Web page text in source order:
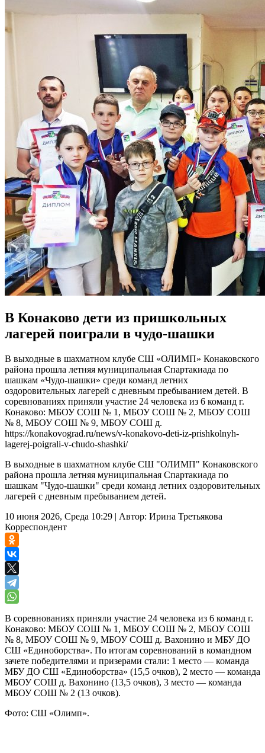
В Конаково дети из пришкольных
лагерей поиграли в чудо-шашки
В выходные в шахматном клубе СШ «ОЛИМП» Конаковского
района прошла летняя муниципальная Спартакиада по
шашкам «Чудо-шашки» среди команд летних
оздоровительных лагерей с дневным пребыванием детей. В
соревнованиях приняли участие 24 человека из 6 команд г.
Конаково: МБОУ СОШ № 1, МБОУ СОШ № 2, МБОУ СОШ
№ 8, МБОУ СОШ № 9, МБОУ СОШ д.
https://konakovograd.ru/news/v-konakovo-deti-iz-prishkolnyh-
lagerej-poigrali-v-chudo-shashki/
В выходные в шахматном клубе СШ "ОЛИМП" Конаковского
района прошла летняя муниципальная Спартакиада по
шашкам "Чудо-шашки" среди команд летних оздоровительных
лагерей с дневным пребыванием детей.
10 июня 2026, Среда 10:29 | Автор: Ирина Третьякова
Корреспондент
В соревнованиях приняли участие 24 человека из 6 команд г.
Конаково: МБОУ СОШ № 1, МБОУ СОШ № 2, МБОУ СОШ
№ 8, МБОУ СОШ № 9, МБОУ СОШ д. Вахонино и МБУ ДО
СШ «Единоборства». По итогам соревнований в командном
зачете победителями и призерами стали: 1 место — команда
МБУ ДО СШ «Единоборства» (15,5 очков), 2 место — команда
МБОУ СОШ д. Вахонино (13,5 очков), 3 место — команда
МБОУ СОШ № 2 (13 очков).
Фото: СШ «Олимп».